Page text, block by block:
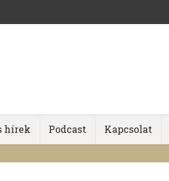
hírek Podcast Kapcsolat